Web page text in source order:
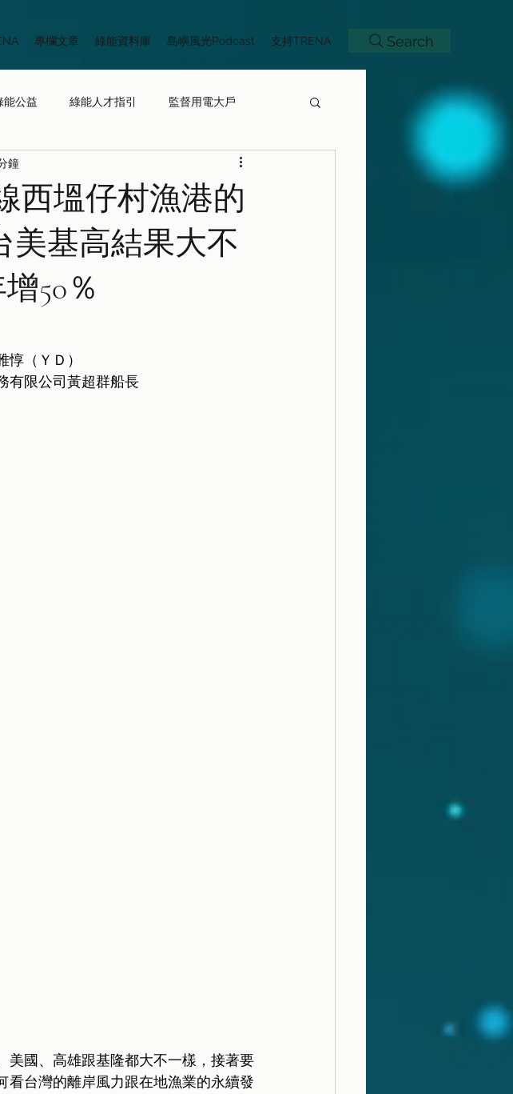
專欄文章 綠能資料庫 島嶼風光Podcast 支持TRENA Search
能公益 綠能人才指引 監督用電大戶
西塭仔村漁港的
美基高結果大不
50％
鐘
（ＹＤ）
有限公司黃超群船長
美國、高雄跟基隆都大不一樣，接著要
看台灣的離岸風力跟在地漁業的永續發